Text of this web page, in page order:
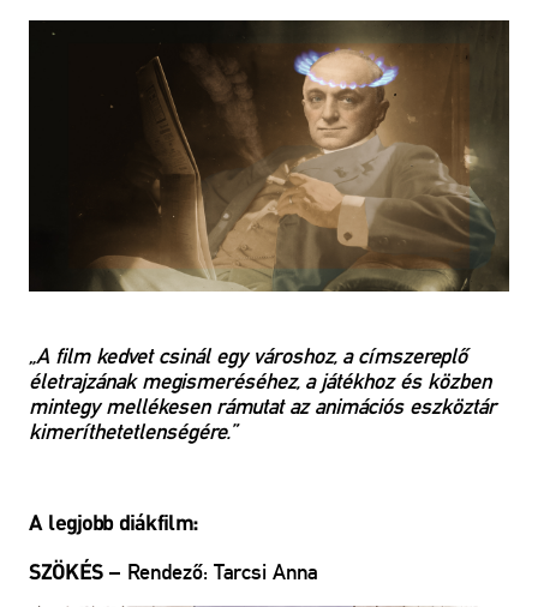
„A film kedvet csinál egy városhoz, a címszereplő
életrajzának megismeréséhez, a játékhoz és közben
mintegy mellékesen rámutat az animációs eszköztár
kimeríthetetlenségére.”
A legjobb diákfilm:
SZÖKÉS – Rendező: Tarcsi Anna